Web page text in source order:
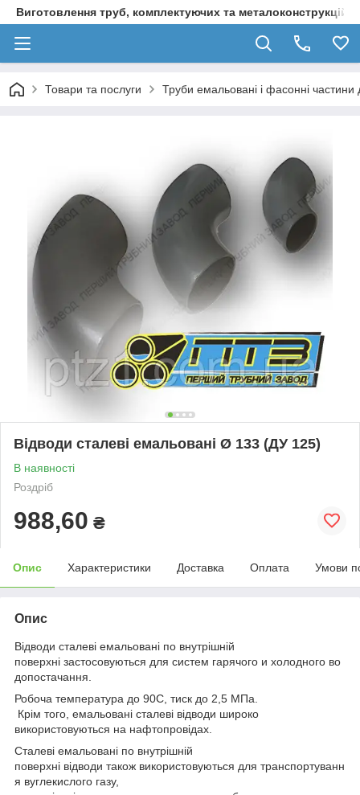
Виготовлення труб, комплектуючих та металоконструкцій
Товари та послуги Труби емальовані і фасонні частини
Відводи сталеві емальовані Ø 133 (ДУ 125)
В наявності
Роздріб
988,60 ₴
Опис Характеристики Доставка Оплата Умови
Опис
Відводи сталеві емальовані по внутрішній
поверхні застосовуються для систем гарячого и холодного во
допостачання.
Робоча температура до 90С, тиск до 2,5 МПа.
Крім того, емальовані сталеві відводи широко
використовуються на нафтопровідах.
Сталеві емальовані по внутрішній
поверхні відводи також використовуються для транспортуванн
я вуглекислого газу,